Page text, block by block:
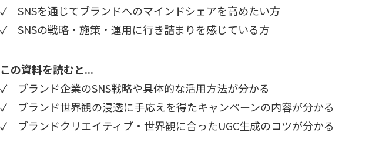
✓ SNSを通じてブランドへのマインドシェアを高めたい方
✓ SNSの戦略・施策・運用に行き詰まりを感じている方
この資料を読むと...
✓ ブランド企業のSNS戦略や具体的な活用方法が分かる
✓ ブランド世界観の浸透に手応えを得たキャンペーンの内容が分かる
✓ ブランドクリエイティブ・世界観に合ったUGC生成のコツが分かる